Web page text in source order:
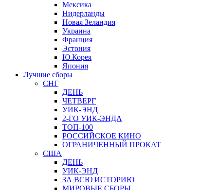
Мексика
Нидерланды
Новая Зеландия
Украина
Франция
Эстония
Ю.Корея
Япония
Лучшие сборы
СНГ
ДЕНЬ
ЧЕТВЕРГ
УИК-ЭНД
2-ГО УИК-ЭНДА
ТОП-100
РОССИЙСКОЕ КИНО
ОГРАНИЧЕННЫЙ ПРОКАТ
США
ДЕНЬ
УИК-ЭНД
ЗА ВСЮ ИСТОРИЮ
МИРОВЫЕ СБОРЫ